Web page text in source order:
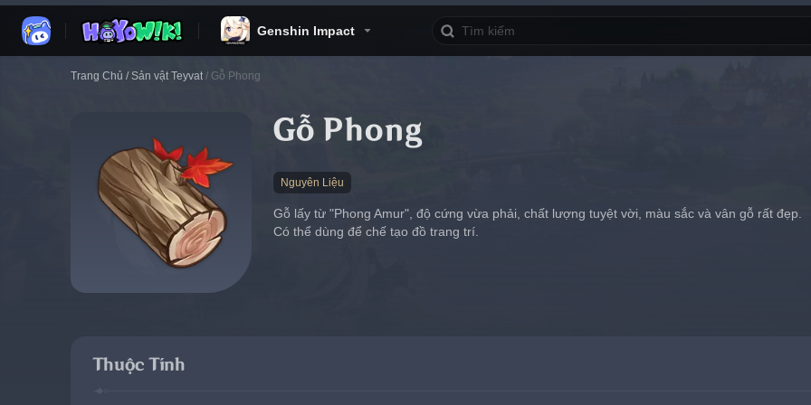
Genshin Impact
Trang Chủ / Sản vật Teyvat / Gỗ Phong
Gỗ Phong
Nguyên Liệu
Gỗ lấy từ "Phong Amur", độ cứng vừa phải, chất lượng tuyệt vời, màu sắc và vân gỗ rất đẹp.
Có thể dùng để chế tạo đồ trang trí.
Thuộc Tính